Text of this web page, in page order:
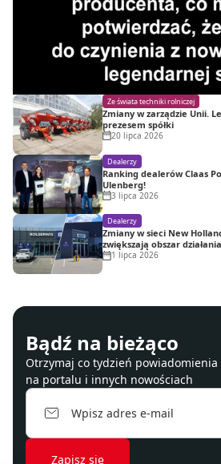
Ze świata techniki rolniczej
Zmiany w zarządzie Unii.
prezesem spółki
20 lipca 2026
Dealerzy
Ranking dealerów Claas
Ulenberg!
3 lipca 2026
Dealerzy
Zmiany w sieci New
zwiększają obszar działania
1 lipca 2026
Bądź na bieżąco
Otrzymaj co tydzień powiadomienia
na portalu i innych nowościach